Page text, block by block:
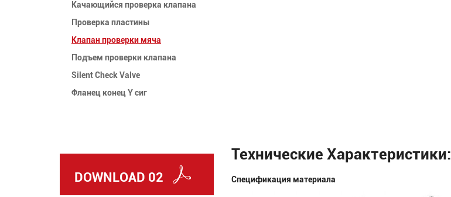
Качающийся проверка клапана
Проверка пластины
Клапан проверки мяча
Подъем проверки клапана
Silent Check Valve
Фланец конец Y сиг
DOWNLOAD 02
Технические Характеристики:
Спецификация материала